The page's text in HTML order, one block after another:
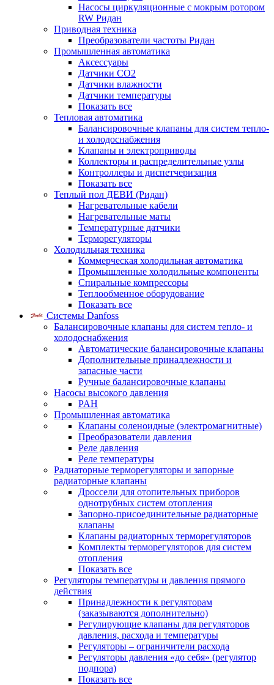
Насосы циркуляционные с мокрым ротором
RW Ридан
Приводная техника
Преобразователи частоты Ридан
Промышленная автоматика
Аксессуары
Датчики CO2
Датчики влажности
Датчики температуры
Показать все
Тепловая автоматика
Балансировочные клапаны для систем тепло-
и холодоснабжения
Клапаны и электроприводы
Коллекторы и распределительные узлы
Контроллеры и диспетчеризация
Показать все
Теплый пол ДЕВИ (Ридан)
Нагревательные кабели
Нагревательные маты
Температурные датчики
Терморегуляторы
Холодильная техника
Коммерческая холодильная автоматика
Промышленные холодильные компоненты
Спиральные компрессоры
Теплообменное оборудование
Показать все
Системы Danfoss
Балансировочные клапаны для систем тепло- и
холодоснабжения
Автоматические балансировочные клапаны
Дополнительные принадлежности и
запасные части
Ручные балансировочные клапаны
Насосы высокого давления
PAH
Промышленная автоматика
Клапаны соленоидные (электромагнитные)
Преобразователи давления
Реле давления
Реле температуры
Радиаторные терморегуляторы и запорные
радиаторные клапаны
Дроссели для отопительных приборов
однотрубных систем отопления
Запорно-присоединительные радиаторные
клапаны
Клапаны радиаторных терморегуляторов
Комплекты терморегуляторов для систем
отопления
Показать все
Регуляторы температуры и давления прямого
действия
Принадлежности к регуляторам
(заказываются дополнительно)
Регулирующие клапаны для регуляторов
давления, расхода и температуры
Регуляторы – ограничители расхода
Регуляторы давления «до себя» (регулятор
подпора)
Показать все